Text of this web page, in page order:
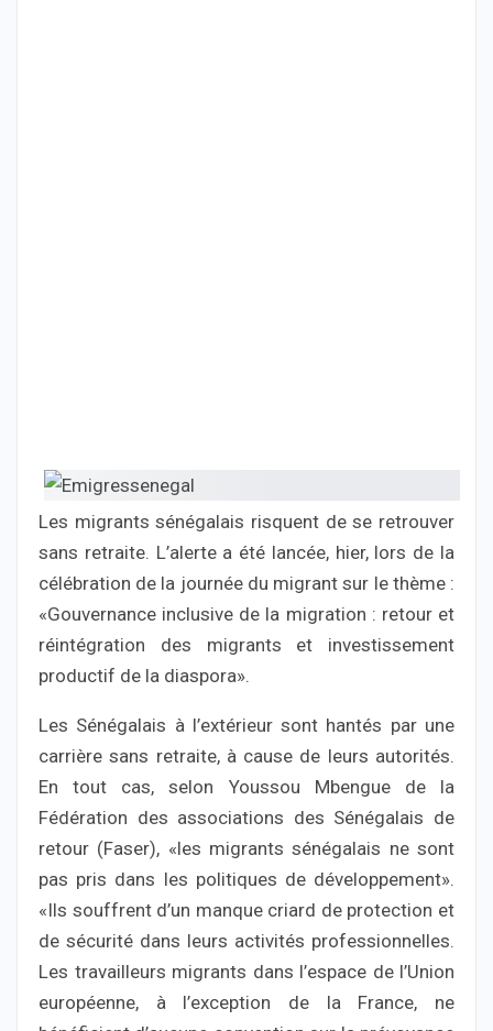
Les migrants sénégalais risquent de se retrouver
sans retraite. L’alerte a été lancée, hier, lors de la
célébration de la journée du migrant sur le thème :
«Gouvernance inclusive de la migration : retour et
réintégration des migrants et investissement
productif de la diaspora».
Les Sénégalais à l’extérieur sont hantés par une
carrière sans retraite, à cause de leurs autorités.
En tout cas, selon Youssou Mbengue de la
Fédération des associations des Sénégalais de
retour (Faser), «les migrants sénégalais ne sont
pas pris dans les politiques de développement».
«Ils souffrent d’un manque criard de protection et
de sécurité dans leurs activités professionnelles.
Les travailleurs migrants dans l’espace de l’Union
européenne, à l’exception de la France, ne